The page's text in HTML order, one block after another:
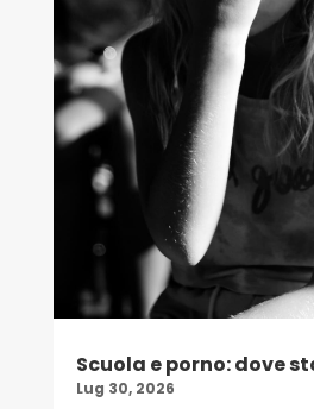
Scuola e porno: dove
Lug 30, 2026